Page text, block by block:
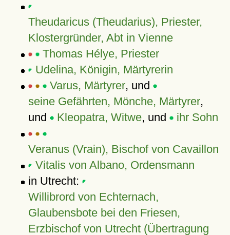
Theudaricus (Theudarius), Priester,
Klostergründer, Abt in Vienne
Thomas Hélye, Priester
Udelina, Königin, Märtyrerin
Varus, Märtyrer, und
seine Gefährten, Mönche, Märtyrer,
und
Kleopatra, Witwe, und ihr Sohn
Veranus (Vrain), Bischof von Cavaillon
Vitalis von Albano, Ordensmann
in Utrecht:
Willibrord von Echternach,
Glaubensbote bei den Friesen,
Erzbischof von Utrecht (Übertragung